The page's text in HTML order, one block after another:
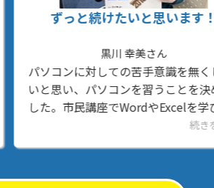
続けたいと思います！
対しての苦手意識を無くした
パソコンを習うことを決めま
講座でWordやExcelを学び、
ルを活かしてポスターや資
ているのですが、同僚やお客
入
て
を